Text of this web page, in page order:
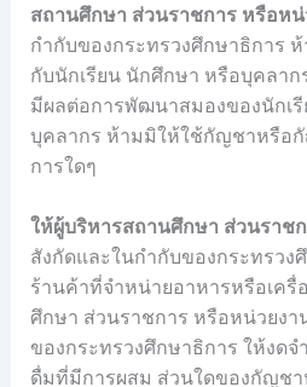
สถานศึกษา ส่วนราชการ หรือหน่
กำกับของกระทรวงศึกษาธิการ
กับนักเรียน นักศึกษา หรือบุคลาก
มีผลต่อการพัฒนาสมองของนักเ
บุคลากร ห้ามมิให้ใช้กัญชาหรือ
การใดๆ
ให้ผู้บริหารสถานศึกษา ส่วนราช
สังกัดและในกำกับของกระทรวง
ร้านค้าที่จำหน่ายอาหารหรือเครื่
ศึกษา ส่วนราชการ หรือหน่วยงา
ของกระทรวงศึกษาธิการ ให้งดจ
ดื่มที่มีการผสม ส่วนใดของกัญช